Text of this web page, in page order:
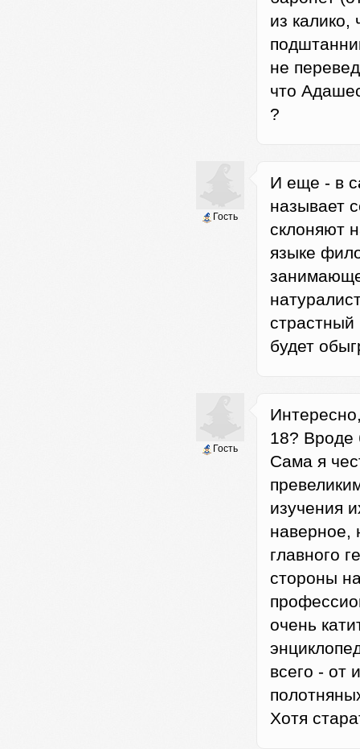
из калико,
не
что
?
Гость
И еще - в
называет
склоняют
языке
страстный
будет
Гость
18? Вроде
Сама я
изучения
наверное,
главного
стороны
очень
всего - от
Хотя